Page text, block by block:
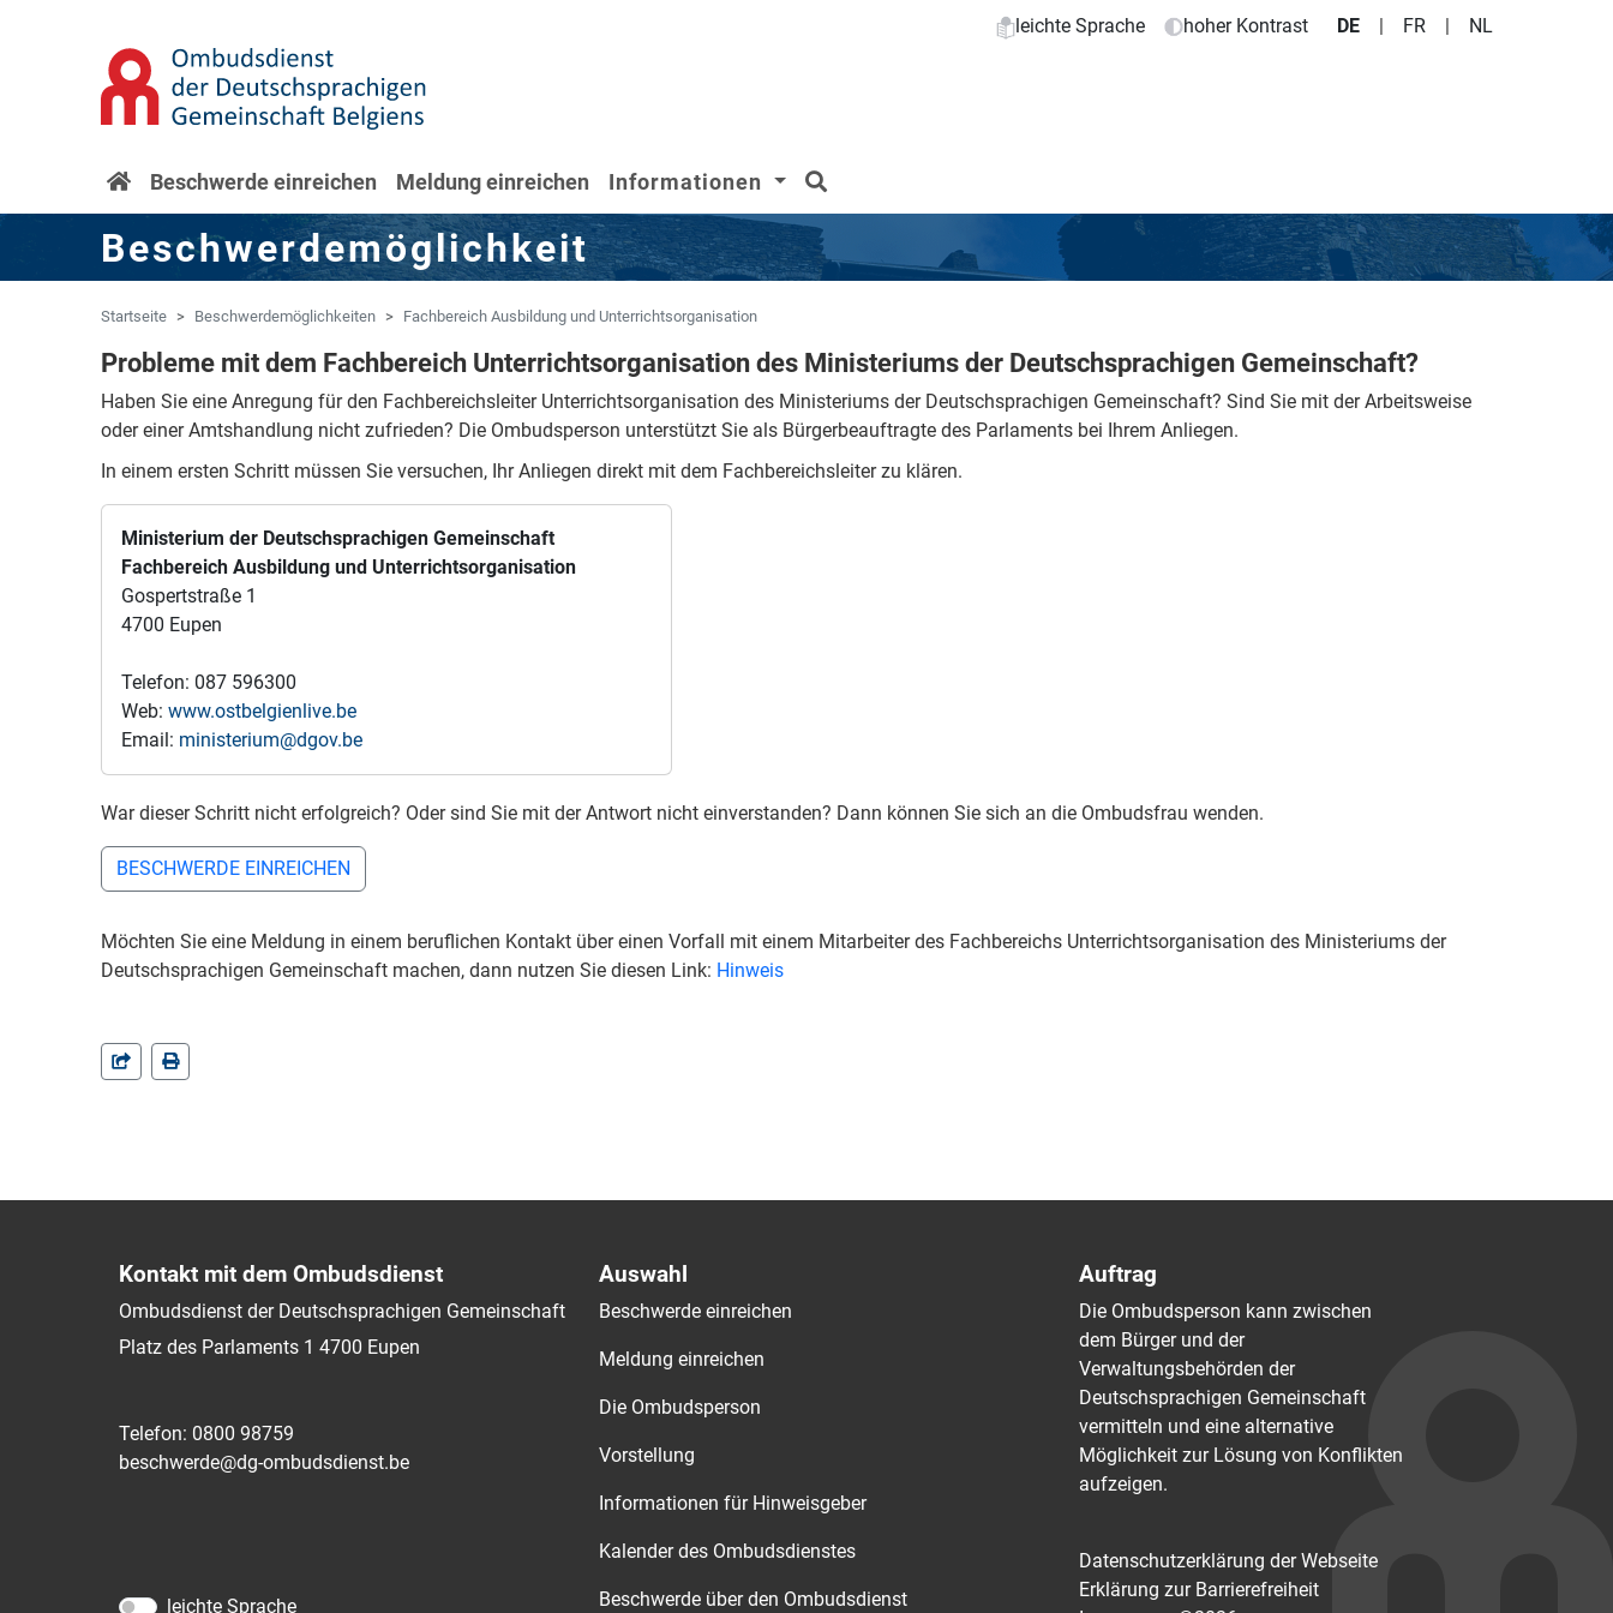
Zur Navigation springen
leichte Sprache hoher Kontrast DE | FR | NL
Startseite
Beschwerde einreichen Meldung einreichen Informationen
Beschwerdemöglichkeit
Startseite Beschwerdemöglichkeiten Fachbereich Ausbildung und Unterrichtsorganisation
Probleme mit dem Fachbereich Unterrichtsorganisation des Ministeriums der Deutschsprachigen Gemeinschaft?
Haben Sie eine Anregung für den Fachbereichsleiter Unterrichtsorganisation des Ministeriums der Deutschsprachigen Gemeinschaft? Sind Sie mit der Arbeitsweise
oder einer Amtshandlung nicht zufrieden? Die Ombudsperson unterstützt Sie als Bürgerbeauftragte des Parlaments bei Ihrem Anliegen.
In einem ersten Schritt müssen Sie versuchen, Ihr Anliegen direkt mit dem Fachbereichsleiter zu klären.
Ministerium der Deutschsprachigen Gemeinschaft
Fachbereich Ausbildung und Unterrichtsorganisation
Gospertstraße 1
4700 Eupen
Telefon: 087 596300
Web: www.ostbelgienlive.be
Email: ministerium@dgov.be
War dieser Schritt nicht erfolgreich? Oder sind Sie mit der Antwort nicht einverstanden? Dann können Sie sich an die Ombudsfrau wenden.
BESCHWERDE EINREICHEN
Möchten Sie eine Meldung in einem beruflichen Kontakt über einen Vorfall mit einem Mitarbeiter des Fachbereichs Unterrichtsorganisation des Ministeriums der
Deutschsprachigen Gemeinschaft machen, dann nutzen Sie diesen Link: Hinweis
Kontakt mit dem Ombudsdienst
Ombudsdienst der Deutschsprachigen Gemeinschaft
Platz des Parlaments 1 4700 Eupen
Telefon: 0800 98759
beschwerde@dg-ombudsdienst.be
leichte Sprache
Auswahl
Beschwerde einreichen
Meldung einreichen
Die Ombudsperson
Vorstellung
Informationen für Hinweisgeber
Kalender des Ombudsdienstes
Beschwerde über den Ombudsdienst
Auftrag
Die Ombudsperson kann zwischen
dem Bürger und der
Verwaltungsbehörden der
Deutschsprachigen Gemeinschaft
vermitteln und eine alternative
Möglichkeit zur Lösung von Konflikten
aufzeigen.
Datenschutzerklärung der Webseite
Erklärung zur Barrierefreiheit